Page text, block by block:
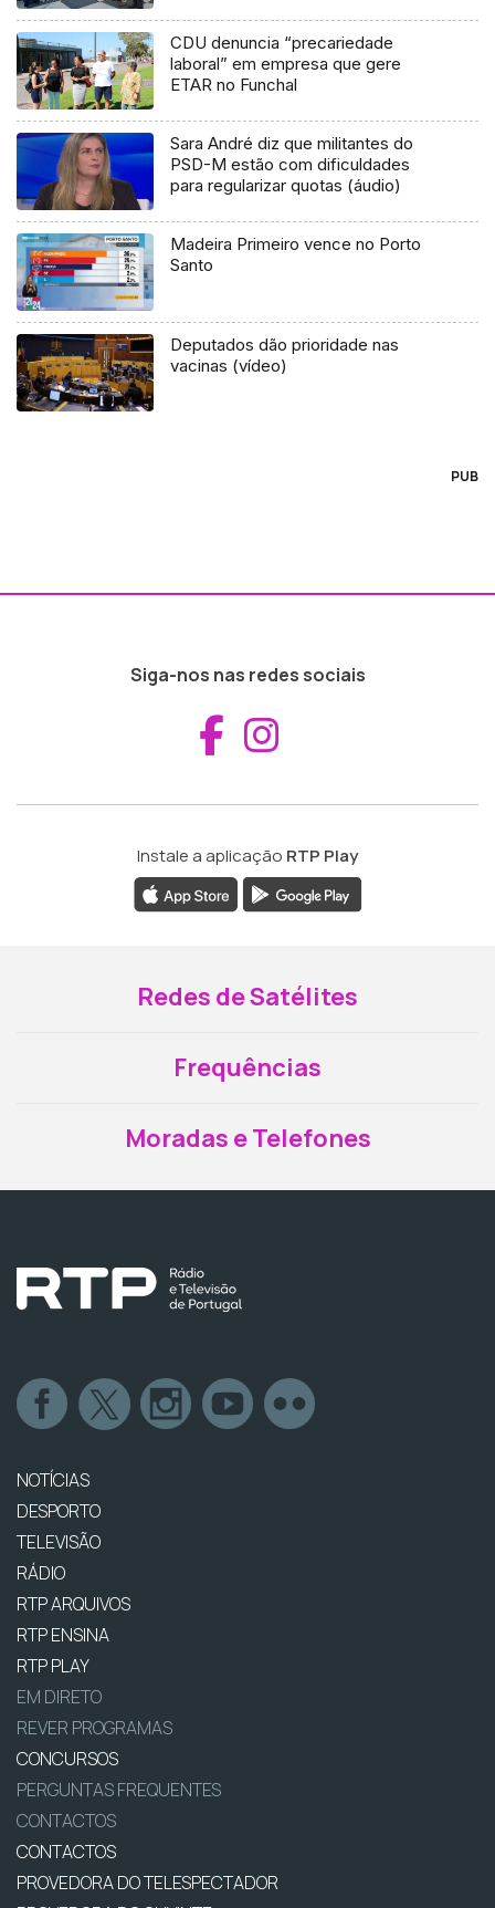
CDU denuncia “precariedade
laboral” em empresa que gere
ETAR no Funchal
Sara André diz que militantes do
PSD-M estão com dificuldades
para regularizar quotas (áudio)
Madeira Primeiro vence no Porto
Santo
Deputados dão prioridade nas
vacinas (vídeo)
PUB
Siga-nos nas redes sociais
Aceder ao
Instale a aplicação RTP Play
Redes de Satélites
Frequências
Moradas e Telefones
NOTÍCIAS
DESPORTO
TELEVISÃO
RÁDIO
RTP ARQUIVOS
RTP ENSINA
RTP PLAY
EM DIRETO
REVER PROGRAMAS
CONCURSOS
PERGUNTAS FREQUENTES
CONTACTOS
CONTACTOS
PROVEDORA DO TELESPECTADOR